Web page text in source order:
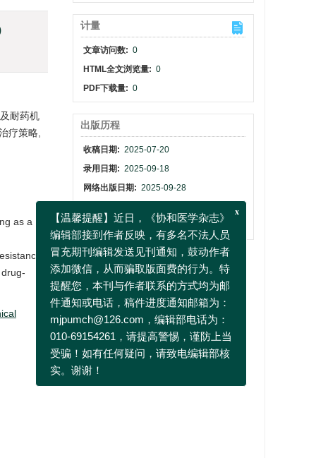
耐药机
疗策略,
as a
计量
文章访问数: 0
HTML全文浏览量: 0
PDF下载量: 0
出版历程
收稿日期: 2025-07-20
录用日期: 2025-09-18
网络出版日期: 2025-09-28
刊出日期: 2025-09-29
【温馨提醒】近日，《协和医学杂志》
编辑部接到作者反映，有多名不法人员
冒充期刊编辑发送见刊通知，鼓动作者
添加微信，从而骗取版面费的行为。特
提醒您，本刊与作者联系的方式均为邮
件通知或电话，稿件进度通知邮箱为：
mjpumch@126.com，编辑部电话为：
010-69154261，请提高警惕，谨防上当
受骗！如有任何疑问，请致电编辑部核